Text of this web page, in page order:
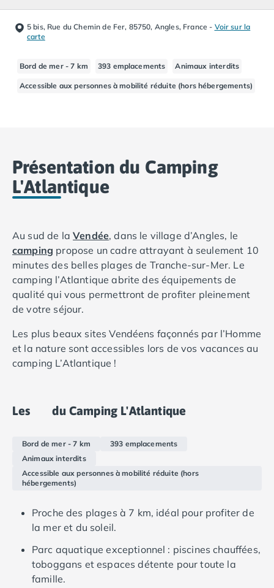
Camping Seignosse
Camping Vieux Boucau les Bains
Camping Pyrénées Atlantiques
Camping Biarritz
Camping Bidart
Camping Caen
Camping Honfleur
Camping Houlgate
Camping Mont Saint Michel
Camping Bretagne
Camping Côtes d'Armor
Camping Erquy
Camping Saint-Cast-le-Guildo
Camping Finistère
Camping Benodet
Camping Brest
Camping Carantec
Camping Fouesnant
Camping Plouescat
Camping Roscoff
Camping Ille-et-Vilaine
Camping Cancale
Camping Saint-Malo
Camping Morbihan
Camping Carnac
Camping La Trinité sur Mer
Camping Locmariaquer
5 bis, Rue du Chemin de Fer, 85750, Angles, France - Voir sur la
carte
Bord de mer - 7 km 393 emplacements Animaux interdits
Accessible aux personnes à mobilité réduite (hors hébergements)
Présentation du Camping
L'Atlantique
Au sud de laVendée, dans le village d’Angles, le
camping propose un cadre attrayant à seulement 10
minutes des belles plages de Tranche-sur-Mer. Le
camping l’Atlantique abrite des équipements de
qualité qui vous permettront de profiter pleinement
de votre séjour.
Les plus beaux sites Vendéens façonnés par l’Homme
et la nature sont accessibles lors de vos vacances au
camping L’Atlantique !
Les du Camping L'Atlantique
Bord de mer - 7 km
393 emplacements
Animaux interdits
Accessible aux personnes à mobilité réduite (hors
hébergements)
Proche des plages à 7 km, idéal pour profiter de
la mer et du soleil.
Parc aquatique exceptionnel : piscines chauffées,
toboggans et espaces détente pour toute la
famille.